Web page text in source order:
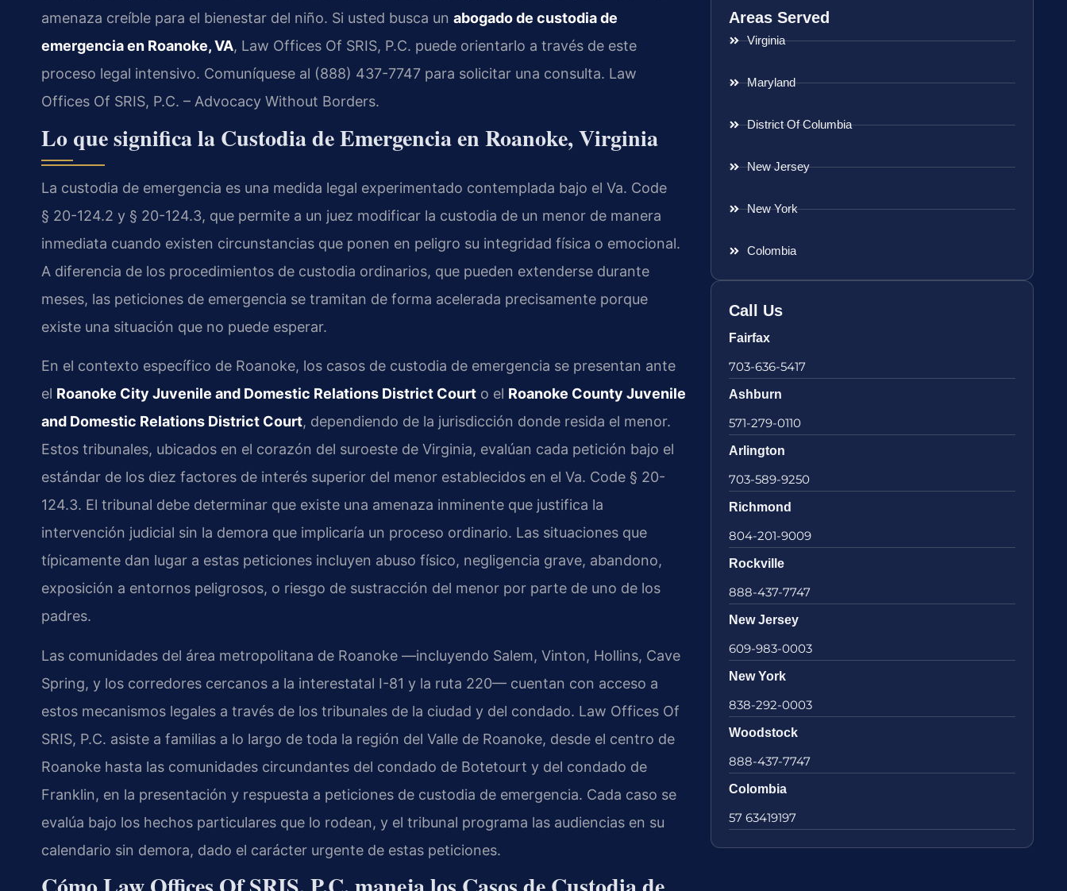
amenaza creíble para el bienestar del niño. Si usted busca un abogado de custodia de
emergencia en Roanoke, VA, Law Offices Of SRIS, P.C. puede orientarlo a través de este
proceso legal intensivo. Comuníquese al (888) 437-7747 para solicitar una consulta. Law
Offices Of SRIS, P.C. – Advocacy Without Borders.
Lo que significa la Custodia de Emergencia en Roanoke, Virginia
La custodia de emergencia es una medida legal experimentado contemplada bajo el Va. Code
§ 20-124.2 y § 20-124.3, que permite a un juez modificar la custodia de un menor de manera
inmediata cuando existen circunstancias que ponen en peligro su integridad física o emocional.
A diferencia de los procedimientos de custodia ordinarios, que pueden extenderse durante
meses, las peticiones de emergencia se tramitan de forma acelerada precisamente porque
existe una situación que no puede esperar.
En el contexto específico de Roanoke, los casos de custodia de emergencia se presentan ante
el Roanoke City Juvenile and Domestic Relations District Court o el Roanoke County Juvenile
and Domestic Relations District Court, dependiendo de la jurisdicción donde resida el menor.
Estos tribunales, ubicados en el corazón del suroeste de Virginia, evalúan cada petición bajo el
estándar de los diez factores de interés superior del menor establecidos en el Va. Code § 20-
124.3. El tribunal debe determinar que existe una amenaza inminente que justifica la
intervención judicial sin la demora que implicaría un proceso ordinario. Las situaciones que
típicamente dan lugar a estas peticiones incluyen abuso físico, negligencia grave, abandono,
exposición a entornos peligrosos, o riesgo de sustracción del menor por parte de uno de los
padres.
Las comunidades del área metropolitana de Roanoke —incluyendo Salem, Vinton, Hollins, Cave
Spring, y los corredores cercanos a la interestatal I-81 y la ruta 220— cuentan con acceso a
estos mecanismos legales a través de los tribunales de la ciudad y del condado. Law Offices Of
SRIS, P.C. asiste a familias a lo largo de toda la región del Valle de Roanoke, desde el centro de
Roanoke hasta las comunidades circundantes del condado de Botetourt y del condado de
Franklin, en la presentación y respuesta a peticiones de custodia de emergencia. Cada caso se
evalúa bajo los hechos particulares que lo rodean, y el tribunal programa las audiencias en su
calendario sin demora, dado el carácter urgente de estas peticiones.
Areas Served
Virginia
Maryland
District Of Columbia
New Jersey
New York
Colombia
Call Us
Fairfax
703-636-5417
Ashburn
571-279-0110
Arlington
703-589-9250
Richmond
804-201-9009
Rockville
888-437-7747
New Jersey
609-983-0003
New York
838-292-0003
Woodstock
888-437-7747
Colombia
57 63419197